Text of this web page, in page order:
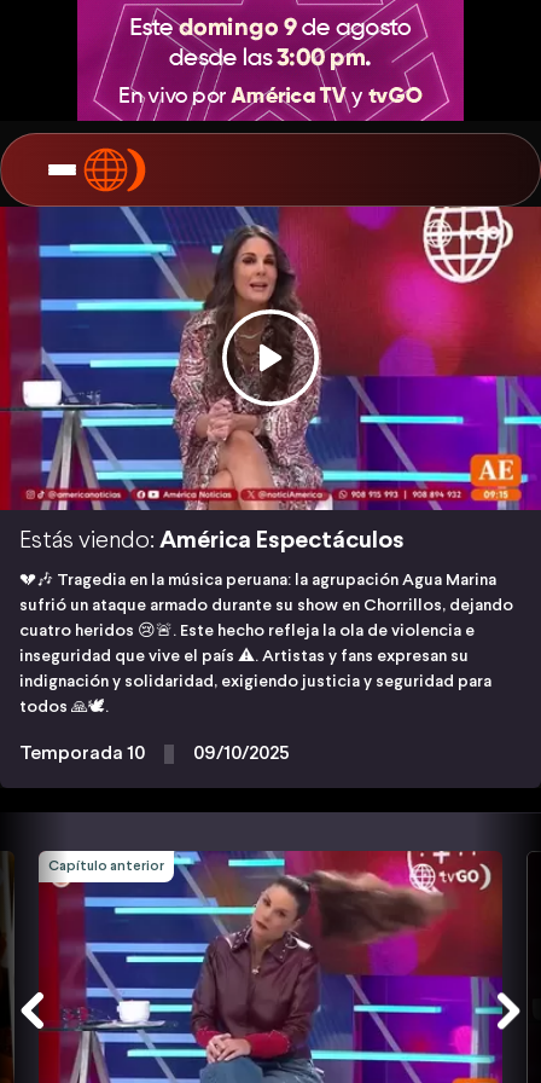
Estás viendo: América Espectáculos
💔🎶 Tragedia en la música peruana: la agrupación Agua Marina
sufrió un ataque armado durante su show en Chorrillos, dejando
cuatro heridos 😢🚨. Este hecho refleja la ola de violencia e
inseguridad que vive el país ⚠️. Artistas y fans expresan su
indignación y solidaridad, exigiendo justicia y seguridad para
todos 🙏🕊️.
Temporada 10 09/10/2025
Capítulo anterior